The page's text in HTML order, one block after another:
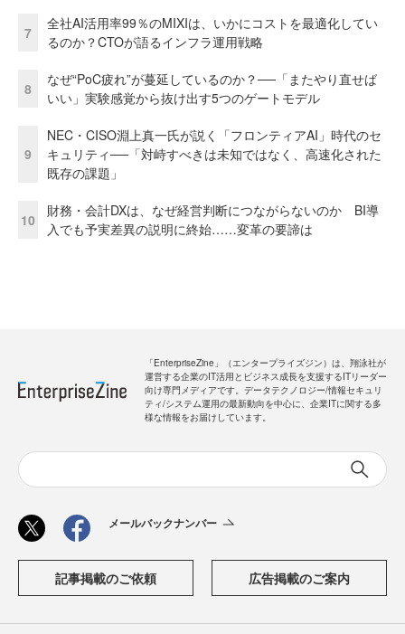
7
全社AI活用率99％のMIXIは、いかにコストを最適化してい
るのか？CTOが語るインフラ運用戦略
8
なぜ“PoC疲れ”が蔓延しているのか？──「またやり直せば
いい」実験感覚から抜け出す5つのゲートモデル
9
NEC・CISO淵上真一氏が説く「フロンティアAI」時代のセ
キュリティ──「対峙すべきは未知ではなく、高速化された
既存の課題」
10
財務・会計DXは、なぜ経営判断につながらないのか BI導
入でも予実差異の説明に終始……変革の要諦は
「EnterpriseZine」（エンタープライズジン）は、翔泳社が
運営する企業のIT活用とビジネス成長を支援するITリーダー
向け専門メディアです。データテクノロジー/情報セキュリ
ティ/システム運用の最新動向を中心に、企業ITに関する多
様な情報をお届けしています。
メールバックナンバー
記事掲載のご依頼 広告掲載のご案内